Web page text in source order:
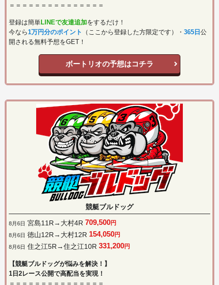
＝＝＝＝＝＝＝＝＝＝＝＝＝＝＝
登録は簡単LINEで友達追加をするだけ！
今なら1万円分のポイント （ここから登録した方限定です）・ 365日 公
開される無料予想をGET！
ボートリオの予想はコチラ
競艇ブルドッグ
8月6日 宮島11R→大村4R 709,500円
8月6日 徳山12R→大村12R 154,050円
8月6日 住之江5R→住之江10R 331,200円
【競艇ブルドッグが悩みを解決！】
1日2レース公開で高配当を実現！
＝＝＝＝＝＝＝＝＝＝＝＝＝＝＝